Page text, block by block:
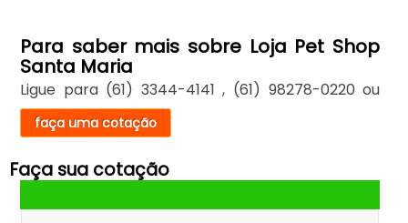
Para saber mais sobre Loja Pet Shop
Santa Maria
Ligue para (61) 3344-4141 , (61) 98278-0220 ou
faça uma cotação
Faça sua cotação